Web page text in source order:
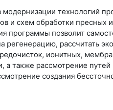
технологий
и схем обработки
программы позволит
регенерацию, рассчитать
ионитных,
а также рассмотрение
создания